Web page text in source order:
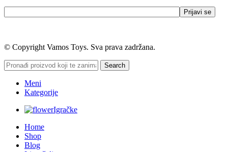
© Copyright Vamos Toys. Sva prava zadržana.
Search
Meni
Kategorije
Igračke
Home
Shop
Blog